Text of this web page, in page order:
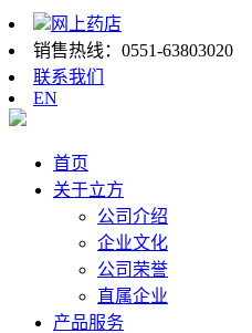
网上药店
销售热线： 0551-63803020
联系我们
EN
首页
关于立方
公司介绍
企业文化
公司荣誉
直属企业
产品服务